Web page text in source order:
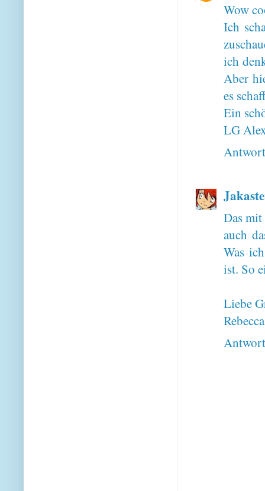
Wow
Ich
ich
Aber
es
Ein
LG
Das
auch
Was
ist. So
Liebe
Rebecca